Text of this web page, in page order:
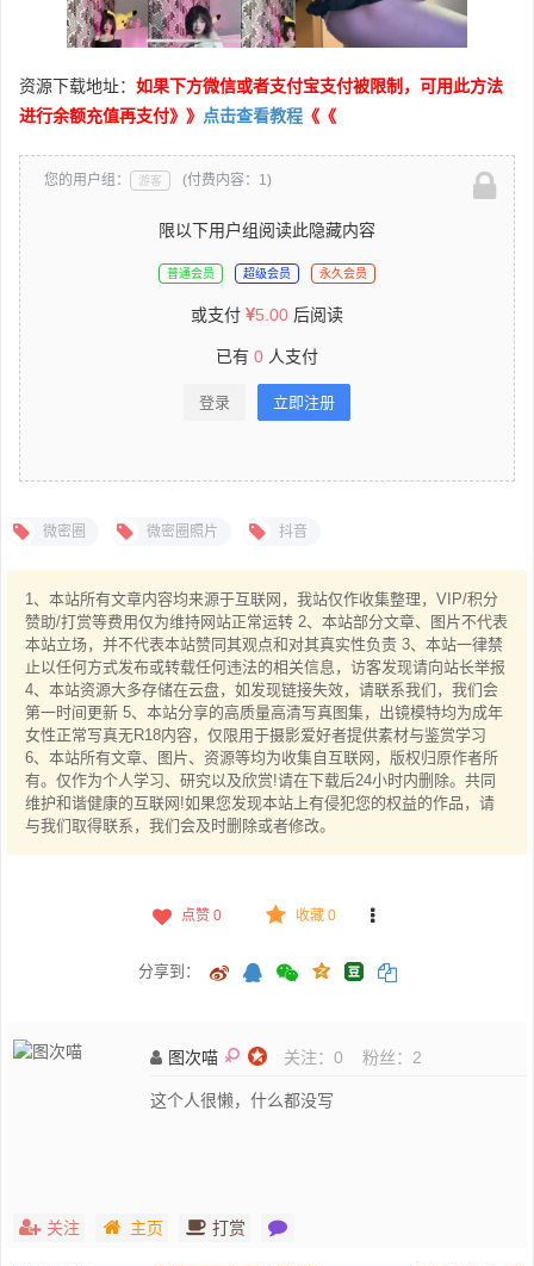
资源下载地址： 如果下方微信或者支付宝支付被限制，可用此方法
进行余额充值再支付》》 点击查看教程 《《
您的用户组： 游客 (付费内容：1)
限以下用户组阅读此隐藏内容
普通会员 超级会员 永久会员
或支付 5.00 后阅读
已有 0 人支付
登录 立即注册
微密圈 微密圈照片 抖音
1、本站所有文章内容均来源于互联网，我站仅作收集整理，VIP/积分
赞助/打赏等费用仅为维持网站正常运转 2、本站部分文章、图片不代表
本站立场，并不代表本站赞同其观点和对其真实性负责 3、本站一律禁
止以任何方式发布或转载任何违法的相关信息，访客发现请向站长举报
4、本站资源大多存储在云盘，如发现链接失效，请联系我们，我们会
第一时间更新 5、本站分享的高质量高清写真图集，出镜模特均为成年
女性正常写真无R18内容，仅限用于摄影爱好者提供素材与鉴赏学习
6、本站所有文章、图片、资源等均为收集自互联网，版权归原作者所
有。仅作为个人学习、研究以及欣赏!请在下载后24小时内删除。共同
维护和谐健康的互联网!如果您发现本站上有侵犯您的权益的作品，请
与我们取得联系，我们会及时删除或者修改。
点赞 0 收藏 0
分享到：
图次喵 关注： 0 粉丝： 2
这个人很懒，什么都没写
关注 主页 打赏